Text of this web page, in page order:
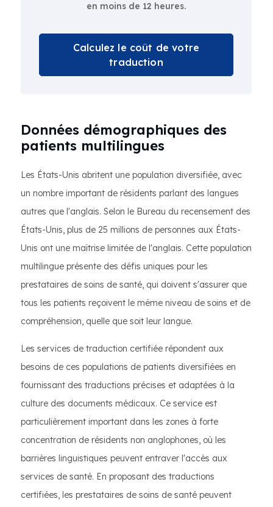
en moins de 12 heures.
Calculez le coût de votre
traduction
Données démographiques des
patients multilingues
Les États-Unis abritent une population diversifiée, avec
un nombre important de résidents parlant des langues
autres que l'anglais. Selon le Bureau du recensement des
États-Unis, plus de 25 millions de personnes aux États-
Unis ont une maîtrise limitée de l'anglais. Cette population
multilingue présente des défis uniques pour les
prestataires de soins de santé, qui doivent s'assurer que
tous les patients reçoivent le même niveau de soins et de
compréhension, quelle que soit leur langue.
Les services de traduction certifiée répondent aux
besoins de ces populations de patients diversifiées en
fournissant des traductions précises et adaptées à la
culture des documents médicaux. Ce service est
particulièrement important dans les zones à forte
concentration de résidents non anglophones, où les
barrières linguistiques peuvent entraver l'accès aux
services de santé. En proposant des traductions
certifiées, les prestataires de soins de santé peuvent